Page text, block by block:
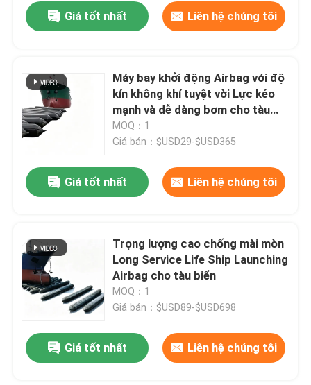
Giá tốt nhất Liên hệ chúng tôi
Máy bay khởi động Airbag với độ
kín không khí tuyệt vời Lực kéo
mạnh và dễ dàng bơm cho tàu
Tàu Tàu khởi động thuyền
MOQ：1
Giá bán：$USD29-$USD365
Giá tốt nhất Liên hệ chúng tôi
Trọng lượng cao chống mài mòn
Long Service Life Ship Launching
Airbag cho tàu biển
MOQ：1
Giá bán：$USD89-$USD698
Giá tốt nhất Liên hệ chúng tôi